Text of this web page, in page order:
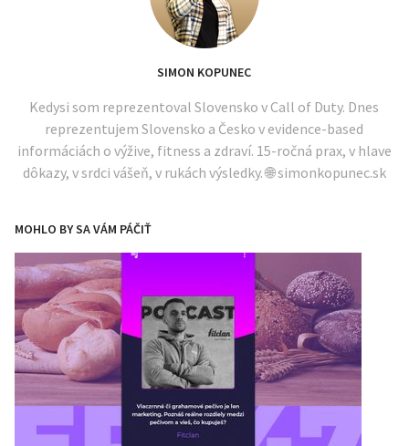
SIMON KOPUNEC
Kedysi som reprezentoval Slovensko v Call of Duty. Dnes
reprezentujem Slovensko a Česko v evidence-based
informáciách o výžive, fitness a zdraví. 15-ročná prax, v hlave
dôkazy, v srdci vášeň, v rukách výsledky. 🌐 simonkopunec.sk
MOHLO BY SA VÁM PÁČIŤ